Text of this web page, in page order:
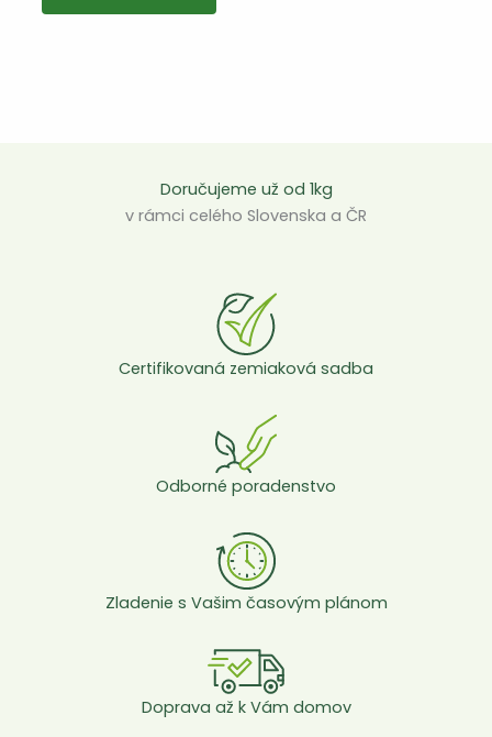
má
na
stránke
Doručujeme už od 1kg
v rámci celého Slovenska a ČR
Certifikovaná zemiaková sadba
Odborné poradenstvo
Zladenie s Vašim časovým plánom
Doprava až k Vám domov